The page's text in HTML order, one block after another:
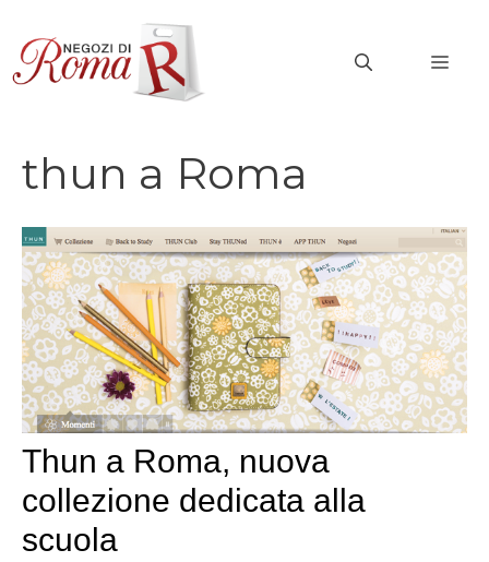
contenuto
thun a Roma
Thun a Roma, nuova
collezione dedicata alla
scuola